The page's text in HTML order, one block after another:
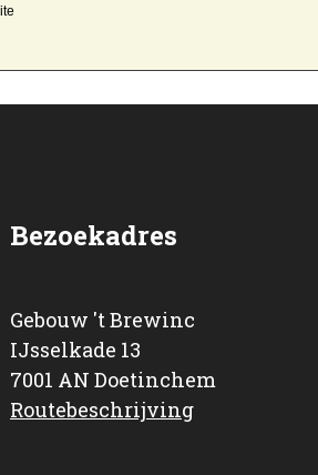
Bezoekadres
Gebouw 't Brewinc
IJsselkade 13
7001 AN Doetinchem
Routebeschrijving